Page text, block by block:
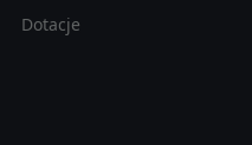
Dotacje